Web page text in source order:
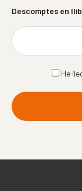
Descomptes en
He